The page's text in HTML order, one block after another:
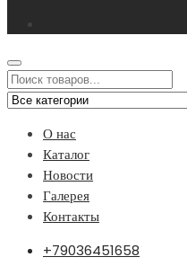
О нас
Каталог
Новости
Галерея
Контакты
+79036451658